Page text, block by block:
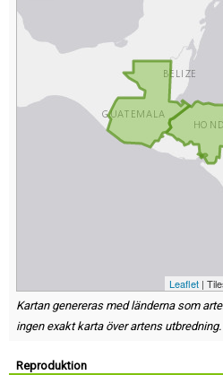
Leaflet |
Kartan genereras med länderna som
ingen exakt karta över artens utbredning.
Reproduktion